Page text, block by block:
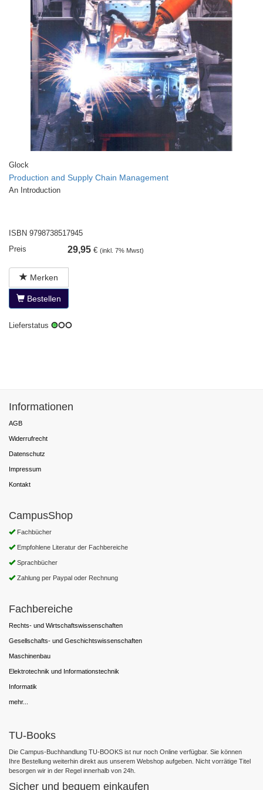
Glock
Production and Supply Chain Management
An Introduction
ISBN 9798738517945
Preis
29,95 € (inkl. 7% Mwst)
Merken
Bestellen
Lieferstatus
Informationen
AGB
Widerrufrecht
Datenschutz
Impressum
Kontakt
CampusShop
Fachbücher
Empfohlene Literatur der Fachbereiche
Sprachbücher
Zahlung per Paypal oder Rechnung
Fachbereiche
Rechts- und Wirtschaftswissenschaften
Gesellschafts- und Geschichtswissenschaften
Maschinenbau
Elektrotechnik und Informationstechnik
Informatik
mehr...
TU-Books
Die Campus-Buchhandlung TU-BOOKS ist nur noch Online verfügbar. Sie können
Ihre Bestellung weiterhin direkt aus unserem Webshop aufgeben. Nicht vorrätige Titel
besorgen wir in der Regel innerhalb von 24h.
Sicher und bequem einkaufen